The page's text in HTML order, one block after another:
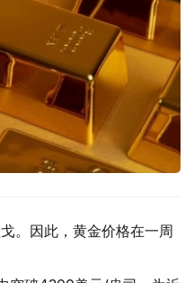
。因此，黄金价格在一周